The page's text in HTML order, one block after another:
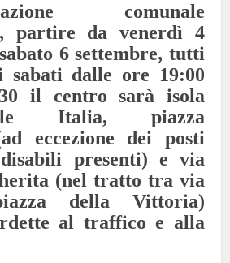
comunale
partire da venerdì 4
6 settembre, tutti
dalle ore 19:00
il centro sarà isola
Italia, piazza
eccezione dei posti
presenti) e via
(nel tratto tra via
della Vittoria)
al traffico e alla